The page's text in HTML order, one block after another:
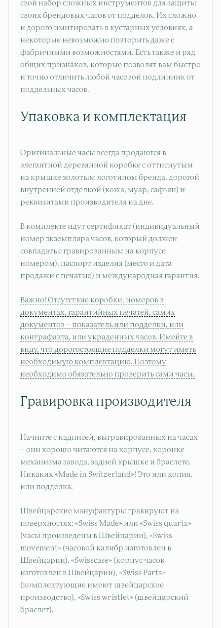
свой набор сложных инструментов для защиты
своих брендовых часов от подделок. Их сложно
и дорого имитировать в кустарных условиях, а
некоторые невозможно повторить даже с
фабричными возможностями. Есть также и ряд
общих признаков, которые позволят вам быстро
и точно отличить любой часовой подлинник от
поддельных часов.
Упаковка и комплектация
Оригинальные часы всегда продаются в
элегантной деревянной коробке с оттиснутым
на крышке золотым логотипом бренда, дорогой
внутренней отделкой (кожа, муар, сафьян) и
реквизитами производителя на дне.
В комплекте идут сертификат (индивидуальный
номер экземпляра часов, который должен
совпадать с гравированным на корпусе
номером), паспорт изделия (место и дата
продажи с печатью) и международная гарантия.
Важно! Отсутствие коробки, номеров в
документах, гарантийных печатей, самих
документов – показатель или подделки, или
контрафакта, или украденных часов. Имейте в
виду, что дорогостоящие подделки могут иметь
необходимую комплектацию. Поэтому
необходимо обязательно проверить сами часы.
Гравировка производителя
Начните с надписей, выгравированных на часах
– они хорошо читаются на корпусе, коронке
механизма завода, задней крышке и браслете.
Никаких «Made in Switzerland»! Это или копия,
или подделка.
Швейцарские мануфактуры гравируют на
поверхностях: «Swiss Made» или «Swiss quartz»
(часы произведены в Швейцарии), «Swiss
movement» (часовой калибр изготовлен в
Швейцарии), «Swisscase» (корпус часов
изготовлен в Швейцарии), «Swiss Parts»
(комплектующие имеют швейцарское
производство), «Swiss wristlet» (швейцарский
браслет).